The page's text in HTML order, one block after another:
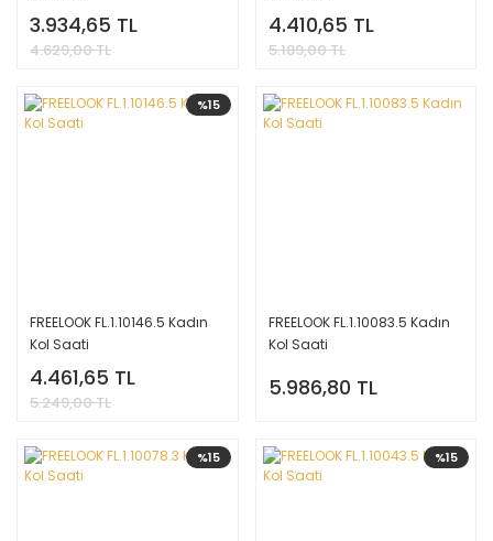
3.934,65 TL
4.629,00 TL
4.410,65 TL
5.189,00 TL
%15
FREELOOK FL.1.10146.5 Kadın
Kol Saati
4.461,65 TL
5.249,00 TL
FREELOOK FL.1.10083.5 Kadın
Kol Saati
5.986,80 TL
%15 %15